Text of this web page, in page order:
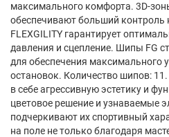
максимального комфорта. 3D-
обеспечивают больший
FLEXGILITY гарантирует
давления и сцепление. Шипы FG
для обеспечения максимального
остановок. Количество шипов:
в себе агрессивную эстетику и
цветовое решение и узнаваемые
подчеркивают их спортивный
на поле не только благодаря